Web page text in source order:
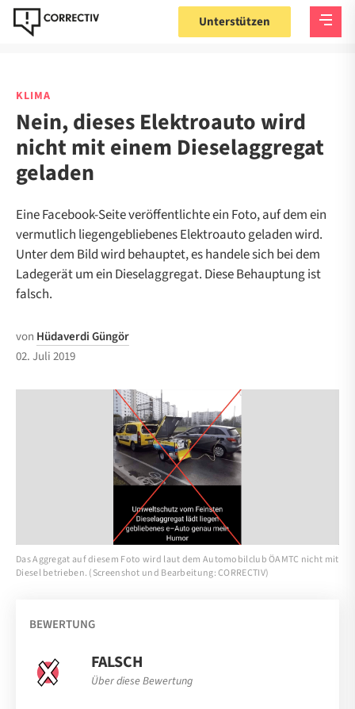
Unterstützen
KLIMA
Nein, dieses Elektroauto wird
nicht mit einem Dieselaggregat
geladen
Eine Facebook-Seite veröffentlichte ein Foto, auf dem ein
vermutlich liegengebliebenes Elektroauto geladen wird.
Unter dem Bild wird behauptet, es handele sich bei dem
Ladegerät um ein Dieselaggregat. Diese Behauptung ist
falsch.
von Hüdaverdi Güngör
02. Juli 2019
Das Aggregat auf diesem Foto wird laut dem Automobilclub ÖAMTC nicht mit
Diesel betrieben. (Screenshot und Bearbeitung: CORRECTIV)
BEWERTUNG
FALSCH
Über diese Bewertung